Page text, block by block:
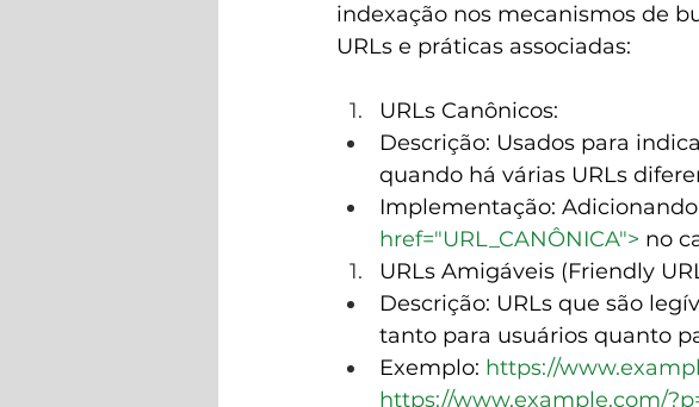
indexação nos mecanismos de
URLs e práticas associadas:
URLs Canônicos:
Descrição: Usados para
quando há várias URLs
Implementação:
href="URL_CANÔNICA"> no
URLs Amigáveis (Friendly
Descrição: URLs que são
tanto para usuários quanto
Exemplo: https://
https://www.example.com/